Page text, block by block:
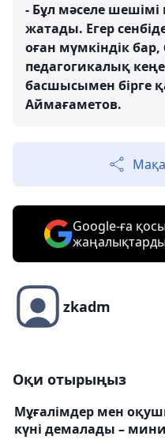
- Бұл мәселе шешімі
жатады. Егер
оған мүмкіндік
педагогикалық
басшысымен бірге
Аймағаметов.
Google-ға
zkadm
Оқи отырыңыз
Мұғалімдер мен
күні демалады –